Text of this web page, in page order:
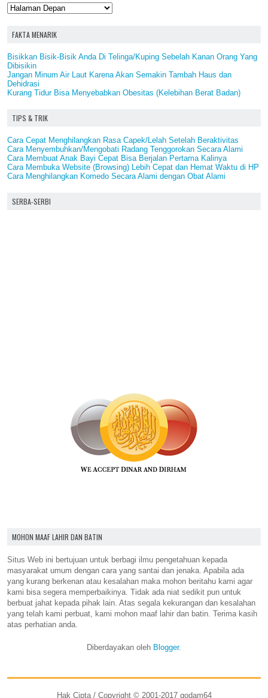
FAKTA MENARIK
Bisikkan Bisik-Bisik Anda Di Telinga/Kuping Sebelah Kanan Orang Yang
Dibisikin
Jangan Minum Air Laut Karena Akan Semakin Tambah Haus dan
Dehidrasi
Kurang Tidur Bisa Menyebabkan Obesitas (Kelebihan Berat Badan)
TIPS & TRIK
Cara Cepat Menghilangkan Rasa Capek/Lelah Setelah Beraktivitas
Cara Menyembuhkan/Mengobati Radang Tenggorokan Secara Alami
Cara Membuat Anak Bayi Cepat Bisa Berjalan Pertama Kalinya
Cara Membuka Website (Browsing) Lebih Cepat dan Hemat Waktu di HP
Cara Menghilangkan Komedo Secara Alami dengan Obat Alami
SERBA-SERBI
MOHON MAAF LAHIR DAN BATIN
Situs Web ini bertujuan untuk berbagi ilmu pengetahuan kepada
masyarakat umum dengan cara yang santai dan jenaka. Apabila ada
yang kurang berkenan atau kesalahan maka mohon beritahu kami agar
kami bisa segera memperbaikinya. Tidak ada niat sedikit pun untuk
berbuat jahat kepada pihak lain. Atas segala kekurangan dan kesalahan
yang telah kami perbuat, kami mohon maaf lahir dan batin. Terima kasih
atas perhatian anda.
Diberdayakan oleh Blogger.
Hak Cipta / Copyright © 2001-2017 godam64